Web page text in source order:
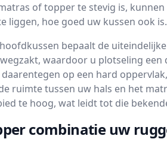
of topper te stevig is,
liggen, hoe goed uw kussen ook is.
bepaalt de
waardoor u plotseling
op een hard
ruimte tussen uw hals en het
te hoog, wat leidt tot die
combinatie uw